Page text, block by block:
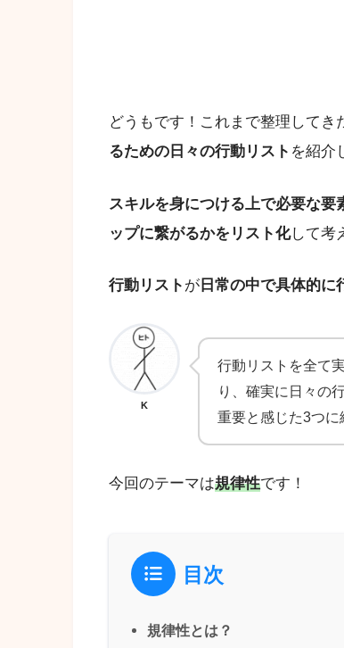
どうもです！これまで整理してき
るための日々の行動リスト を紹介
スキルを身につける上で必要な要
ップに繋がるかをリスト化して考
行動リスト が 日常の中で具体的に
K
行動リストを全て
り、確実に日々の
重要と感じた3つに
今回のテーマは規律性です！
目次
規律性とは？